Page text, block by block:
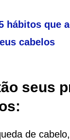
hábitos que
cabelos
seus
de